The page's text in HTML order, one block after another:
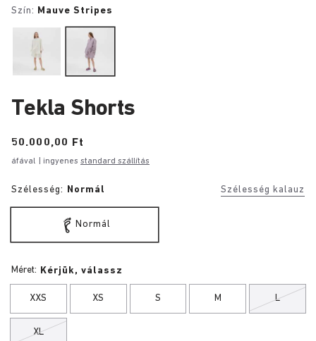
Szín: Mauve Stripes
Tekla Shorts
Price:
50.000,00 Ft
áfával | ingyenes standard szállítás
Szélesség: Normál Szélesség kalauz
Normál
Méret: Kérjük, válassz
XXS XS S M L
XL